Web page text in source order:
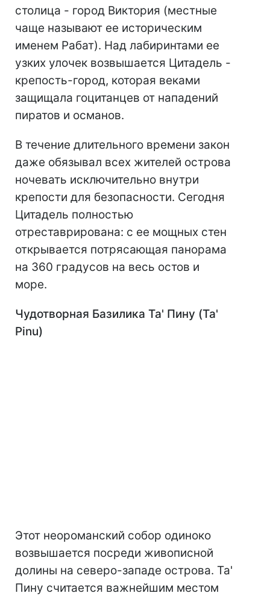
столица - город Виктория (местные
чаще называют ее историческим
именем Рабат). Над лабиринтами ее
узких улочек возвышается Цитадель -
крепость-город, которая веками
защищала гоцитанцев от нападений
пиратов и османов.
В течение длительного времени закон
даже обязывал всех жителей острова
ночевать исключительно внутри
крепости для безопасности. Сегодня
Цитадель полностью
отреставрирована: с ее мощных стен
открывается потрясающая панорама
на 360 градусов на весь остов и
море.
Чудотворная Базилика Та' Пину (Ta'
Pinu)
Этот неороманский собор одиноко
возвышается посреди живописной
долины на северо-западе острова. Та'
Пину считается важнейшим местом